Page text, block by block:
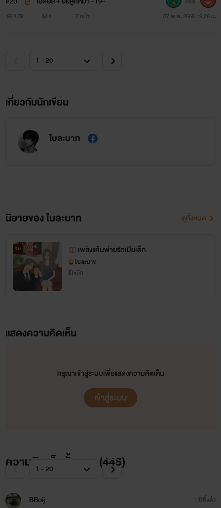
3.7k 4 7 หน้า 07 พ.ค. 2565 19:26 น.
300
เกี่ยวกับนักเขียน
ใบละบาท
นิยายของ ใบละบาท ดูทั้งหมด
จบ เพลิงแค้นพ่ายรักเมียเด็ก
ใบละบาท
อีโรติก
แสดงความคิดเห็น
กรุณาเข้าสู่ระบบเพื่อแสดงความคิดเห็น
เข้าสู่ระบบ
ความคิดเห็นทั้งหมด (445)
BBoij 1 ปีที่แล้ว